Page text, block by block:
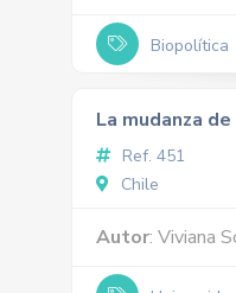
Biopolítica
La mudanza
Ref. 451
Chile
Autor: Viviana